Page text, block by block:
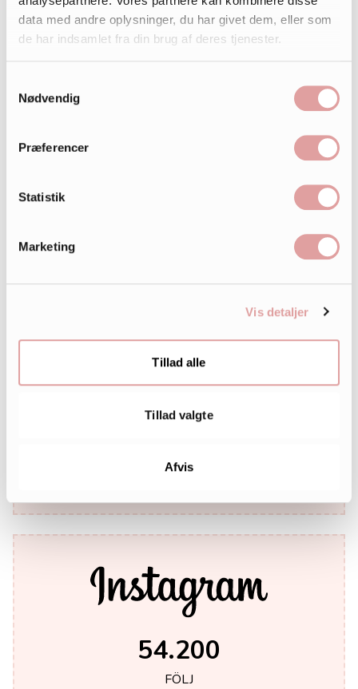
data med andre oplysninger, du har givet dem, eller som
de har indsamlet fra din brug af deres tjenester.
Nødvendig
Præferencer
Statistik
Marketing
Vis detaljer
Tillad alle
Tillad valgte
Afvis
LIKES
54.200
FÖLJ